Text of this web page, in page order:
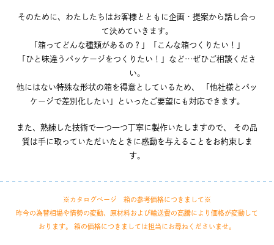
そのために、わたしたちはお客様とともに企画・提案から話し合っ
て決めていきます。
「箱ってどんな種類があるの？」「こんな箱つくりたい！」
「ひと味違うパッケージをつくりたい！」など…ぜひご相談くださ
い。
他にはない特殊な形状の箱を得意としているため、
「他社様とパッ
ケージで差別化したい」といったご要望にも対応できます。
また、熟練した技術で一つ一つ丁寧に製作いたしますので、 その品
質は手に取っていただいたときに感動を与えることをお約束しま
す。
※カタログページ 箱の参考価格につきまして※
昨今の為替相場や情勢の変動、原材料および輸送費の高騰により価格が変動して
おります。 箱の価格につきましては担当にお尋ねくださいませ。